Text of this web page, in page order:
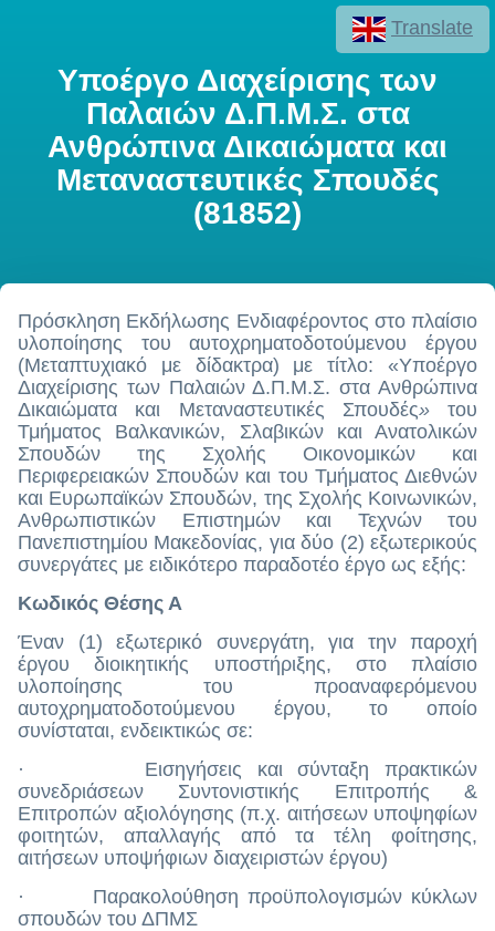
Translate
Υποέργο Διαχείρισης των
Παλαιών Δ.Π.Μ.Σ. στα
Ανθρώπινα Δικαιώματα και
Μεταναστευτικές Σπουδές
(81852)
Πρόσκληση Εκδήλωσης Ενδιαφέροντος στο πλαίσιο
υλοποίησης του αυτοχρηματοδοτούμενου έργου
(Μεταπτυχιακό με δίδακτρα) με τίτλο: «Υποέργο
Διαχείρισης των Παλαιών Δ.Π.Μ.Σ. στα Ανθρώπινα
Δικαιώματα και Μεταναστευτικές Σπουδές» του
Τμήματος Βαλκανικών, Σλαβικών και Ανατολικών
Σπουδών της Σχολής Οικονομικών και
Περιφερειακών Σπουδών και του Τμήματος Διεθνών
και Ευρωπαϊκών Σπουδών, της Σχολής Κοινωνικών,
Ανθρωπιστικών Επιστημών και Τεχνών του
Πανεπιστημίου Μακεδονίας, για δύο (2) εξωτερικούς
συνεργάτες με ειδικότερο παραδοτέο έργο ως εξής:
Κωδικός Θέσης Α
Έναν (1) εξωτερικό συνεργάτη, για την παροχή
έργου διοικητικής υποστήριξης, στο πλαίσιο
υλοποίησης του προαναφερόμενου
αυτοχρηματοδοτούμενου έργου, το οποίο
συνίσταται, ενδεικτικώς σε:
· Εισηγήσεις και σύνταξη πρακτικών
συνεδριάσεων Συντονιστικής Επιτροπής &
Επιτροπών αξιολόγησης (π.χ. αιτήσεων υποψηφίων
φοιτητών, απαλλαγής από τα τέλη φοίτησης,
αιτήσεων υποψήφιων διαχειριστών έργου)
· Παρακολούθηση προϋπολογισμών κύκλων
σπουδών του ΔΠΜΣ